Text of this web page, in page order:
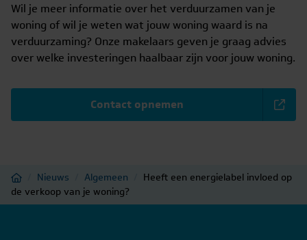
Wil je meer informatie over het verduurzamen van je
woning of wil je weten wat jouw woning waard is na
verduurzaming? Onze makelaars geven je graag advies
over welke investeringen haalbaar zijn voor jouw woning.
Contact opnemen
Home Nieuws Algemeen
Heeft een energielabel invloed op
de verkoop van je woning?